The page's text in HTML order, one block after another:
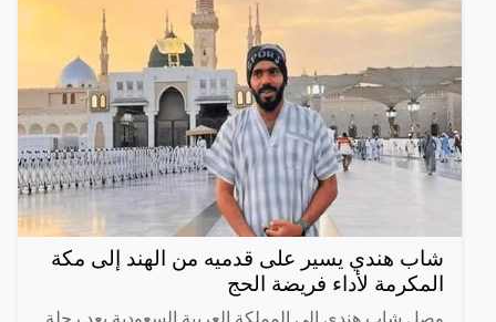
بالقرب من ولي العهد السعودي الأمير محمد بن سلمان
شاب هندي يسير على قدميه من الهند إلى مكة
المكرمة لأداء فريضة الحج
وصل شاب هندي إلى المملكة العربية السعودية بعد رحلة